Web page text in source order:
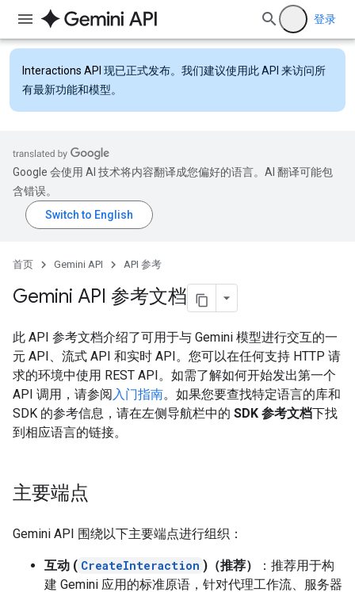
登录
Interactions API 现已正式发布。我们建议使用此 API 来访问所
有最新功能和模型。
Google 会使用 AI 技术将内容翻译成您偏好的语言。AI 翻译可能包
含错误。
首页 Gemini API API 参考
Gemini API 参考文档
此 API 参考文档介绍了可用于与 Gemini 模型进行交互的一
元 API、流式 API 和实时 API。您可以在任何支持 HTTP 请
求的环境中使用 REST API。如需了解如何开始发出第一个
API 调用，请参阅入门指南。如果您要查找特定语言的库和
SDK 的参考信息，请在左侧导航栏中的 SDK 参考文档下找
到相应语言的链接。
主要端点
Gemini API 围绕以下主要端点进行组织：
互动 ( CreateInteraction )（推荐）
：推荐用于构
建 Gemini 应用的标准原语，针对代理工作流、服务器